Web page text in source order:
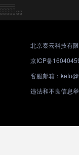
北京秦云科技有
京ICP备
客服邮箱：
违法和不良信息